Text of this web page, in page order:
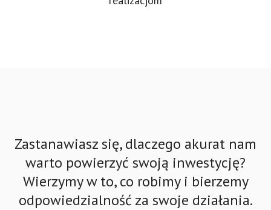
Zastanawiasz się, dlaczego akurat nam
warto powierzyć swoją inwestycję?
Wierzymy w to, co robimy i bierzemy
odpowiedzialność za swoje działania.